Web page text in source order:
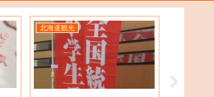
北海道観光